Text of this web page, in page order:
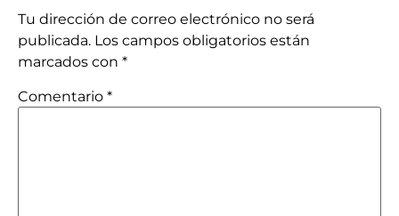
Tu dirección de correo electrónico no será
publicada. Los campos obligatorios están
marcados con *
Comentario *